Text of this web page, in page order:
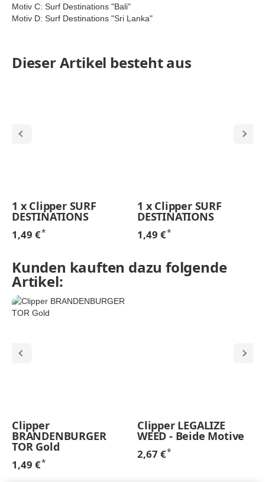
Motiv C: Surf Destinations "Bali"
Motiv D: Surf Destinations "Sri Lanka"
Dieser Artikel besteht aus
1 x Clipper SURF
DESTINATIONS
1,49 €*
1 x Clipper SURF
DESTINATIONS
1,49 €*
Kunden kauften dazu folgende
Artikel:
Clipper
BRANDENBURGER
TOR Gold
1,49 €*
Clipper LEGALIZE
WEED - Beide Motive
2,67 €*